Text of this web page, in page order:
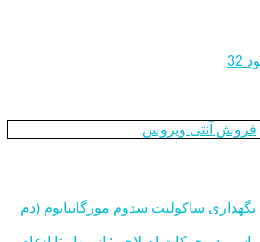
فروش آنتی ویروس
نگهداری ساکولنت سدوم مورگانیانوم (دم